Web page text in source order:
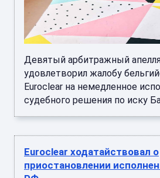
Девятый арбитражный
удовлетворил жалобу
Euroclear на немедленное
судебного решения по иску Ба
Euroclear ходатайствовал о
приостановлении